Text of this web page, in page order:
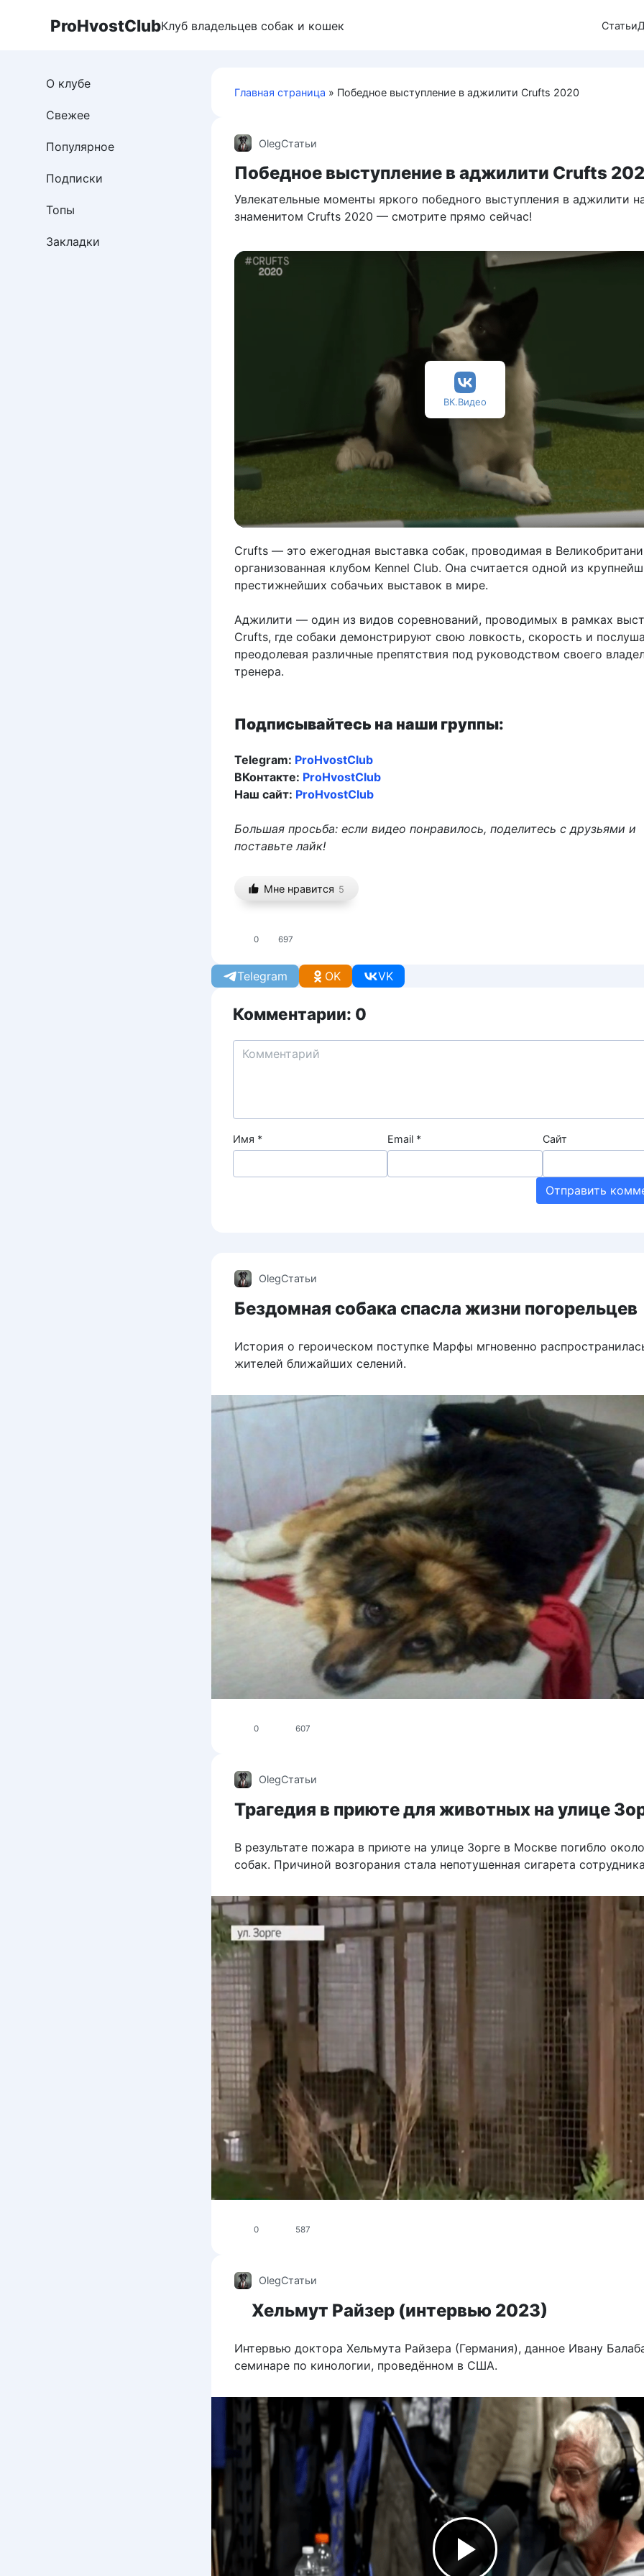
ProHvostClubКлуб владельцев собак и кошек Статьи
Главная страница » Победное выступление в аджилити Crufts 2020
OlegСтатьи
Победное выступление в аджилити Crufts
Увлекательные моменты яркого победного выступления в аджилити
знаменитом Crufts 2020 — смотрите прямо сейчас!
ВК.Видео
Crufts — это ежегодная выставка собак, проводимая в
организованная клубом Kennel Club. Она считается одной из
престижнейших собачьих выставок в мире.
Аджилити — один из видов соревнований, проводимых в рамках
Crufts, где собаки демонстрируют свою ловкость, скорость и
преодолевая различные препятствия под руководством своего
тренера.
Подписывайтесь на наши группы:
Telegram: ProHvostClub
ВКонтакте: ProHvostClub
Наш сайт: ProHvostClub
Большая просьба: если видео понравилось, поделитесь с друзьями и
поставьте лайк!
Мне нравится 5
0 697
VK
Telegram OK
Комментарии: 0
Имя * Email * Сайт
OlegСтатьи
Бездомная собака спасла жизни погорельцев
История о героическом поступке Марфы мгновенно
жителей ближайших селений.
0 607
OlegСтатьи
Трагедия в приюте для животных на улице
В результате пожара в приюте на улице Зорге в Москве погибло
собак. Причиной возгорания стала непотушенная сигарета
0 587
OlegСтатьи
Хельмут Райзер (интервью 2023)
Интервью доктора Хельмута Райзера (Германия), данное Ивану
семинаре по кинологии, проведённом в США.
О клубе
Свежее
Популярное
Подписки
Топы
Закладки